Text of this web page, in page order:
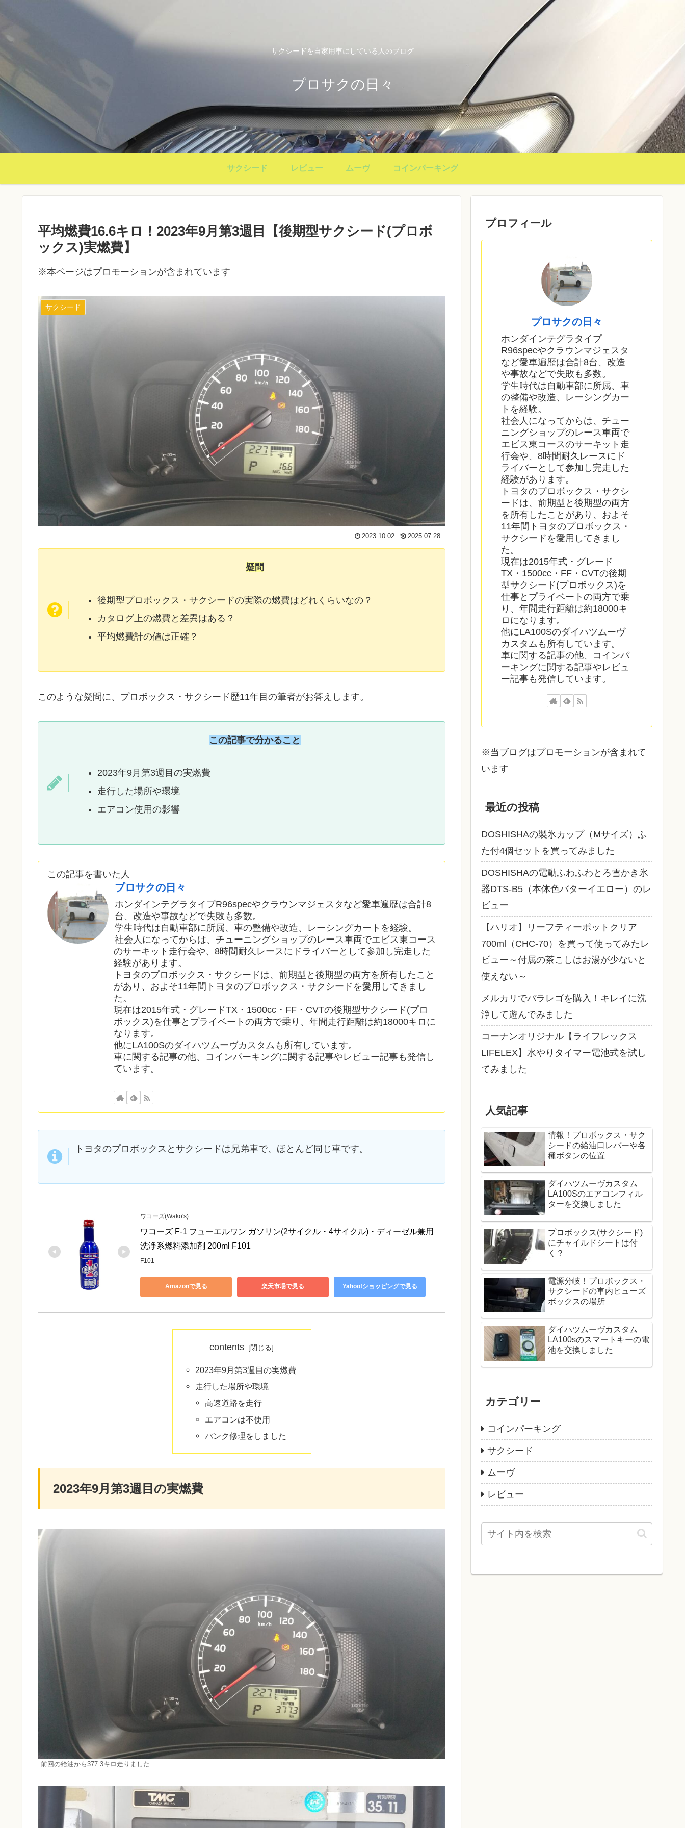
サクシードを自家用車にしている人のブログ
プロサクの日々
サクシード レビュー ムーヴ コインパーキング
平均燃費16.6キロ！2023年9月第3週目【後期型サクシード(プロボ
ックス)実燃費】
※本ページはプロモーションが含まれています
サクシード
2023.10.02 2025.07.28
疑問
後期型プロボックス・サクシードの実際の燃費はどれくらいなの？
カタログ上の燃費と差異はある？
平均燃費計の値は正確？
このような疑問に、プロボックス・サクシード歴11年目の筆者がお答えします。
この記事で分かること
2023年9月第3週目の実燃費
走行した場所や環境
エアコン使用の影響
この記事を書いた人
プロサクの日々
ホンダインテグラタイプR96specやクラウンマジェスタなど愛車遍歴は合計8
台、改造や事故などで失敗も多数。
学生時代は自動車部に所属、車の整備や改造、レーシングカートを経験。
社会人になってからは、チューニングショップのレース車両でエビス東コース
のサーキット走行会や、8時間耐久レースにドライバーとして参加し完走した
経験があります。
トヨタのプロボックス・サクシードは、前期型と後期型の両方を所有したこと
があり、およそ11年間トヨタのプロボックス・サクシードを愛用してきまし
た。
現在は2015年式・グレードTX・1500cc・FF・CVTの後期型サクシード(プロ
ボックス)を仕事とプライベートの両方で乗り、年間走行距離は約18000キロに
なります。
他にLA100Sのダイハツムーヴカスタムも所有しています。
車に関する記事の他、コインパーキングに関する記事やレビュー記事も発信し
ています。
トヨタのプロボックスとサクシードは兄弟車で、ほとんど同じ車です。
ワコーズ(Wako's)
ワコーズ F-1 フューエルワン ガソリン(2サイクル・4サイクル)・ディーゼル兼用
洗浄系燃料添加剤 200ml F101
F101
Amazonで見る 楽天市場で見る Yahoo!ショッピングで見る
contents
2023年9月第3週目の実燃費
走行した場所や環境
高速道路を走行
エアコンは不使用
パンク修理をしました
2023年9月第3週目の実燃費
前回の給油から377.3キロ走りました
プロフィール
プロサクの日々
ホンダインテグラタイプ
R96specやクラウンマジェスタ
など愛車遍歴は合計8台、改造
や事故などで失敗も多数。
学生時代は自動車部に所属、車
の整備や改造、レーシングカー
トを経験。
社会人になってからは、チュー
ニングショップのレース車両で
エビス東コースのサーキット走
行会や、8時間耐久レースにド
ライバーとして参加し完走した
経験があります。
トヨタのプロボックス・サクシ
ードは、前期型と後期型の両方
を所有したことがあり、およそ
11年間トヨタのプロボックス・
サクシードを愛用してきまし
た。
現在は2015年式・グレード
TX・1500cc・FF・CVTの後期
型サクシード(プロボックス)を
仕事とプライベートの両方で乗
り、年間走行距離は約18000キ
ロになります。
他にLA100Sのダイハツムーヴ
カスタムも所有しています。
車に関する記事の他、コインパ
ーキングに関する記事やレビュ
ー記事も発信しています。
※当ブログはプロモーションが含まれて
います
最近の投稿
DOSHISHAの製氷カップ（Mサイズ）ふ
た付4個セットを買ってみました
DOSHISHAの電動ふわふわとろ雪かき氷
器DTS‐B5（本体色バターイエロー）のレ
ビュー
【ハリオ】リーフティーポットクリア
700ml（CHC-70）を買って使ってみたレ
ビュー～付属の茶こしはお湯が少ないと
使えない～
メルカリでバラレゴを購入！キレイに洗
浄して遊んでみました
コーナンオリジナル【ライフレックス
LIFELEX】水やりタイマー電池式を試し
てみました
人気記事
情報！プロボックス・サク
シードの給油口レバーや各
種ボタンの位置
ダイハツムーヴカスタム
LA100Sのエアコンフィル
ターを交換しました
プロボックス(サクシード)
にチャイルドシートは付
く？
電源分岐！プロボックス・
サクシードの車内ヒューズ
ボックスの場所
ダイハツムーヴカスタム
LA100sのスマートキーの電
池を交換しました
カテゴリー
コインパーキング
サクシード
ムーヴ
レビュー